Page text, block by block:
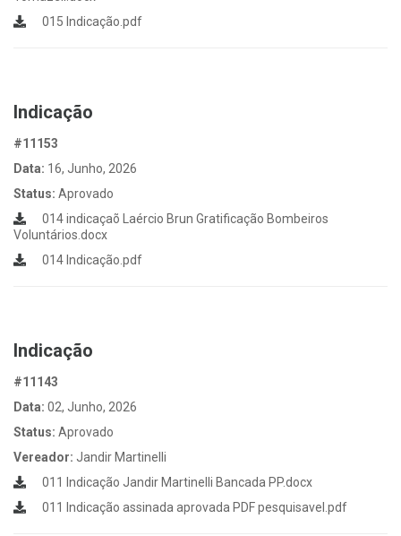
015 Indicação.pdf
Indicação
#11153
Data: 16, Junho, 2026
Status: Aprovado
014 indicaçaõ Laércio Brun Gratificação Bombeiros
Voluntários.docx
014 Indicação.pdf
Indicação
#11143
Data: 02, Junho, 2026
Status: Aprovado
Vereador: Jandir Martinelli
011 Indicação Jandir Martinelli Bancada PP.docx
011 Indicação assinada aprovada PDF pesquisavel.pdf